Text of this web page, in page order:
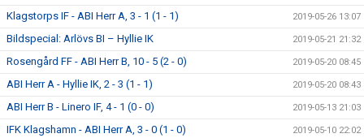
Klagstorps IF - ABI Herr A, 3 - 1 (1 - 1) 2019-05-26 13:07
Bildspecial: Arlövs BI – Hyllie IK 2019-05-21 21:32
Rosengård FF - ABI Herr B, 10 - 5 (2 - 0) 2019-05-20 08:45
ABI Herr A - Hyllie IK, 2 - 3 (1 - 1) 2019-05-20 08:43
ABI Herr B - Linero IF, 4 - 1 (0 - 0) 2019-05-13 21:03
IFK Klagshamn - ABI Herr A, 3 - 0 (1 - 0) 2019-05-10 22:02